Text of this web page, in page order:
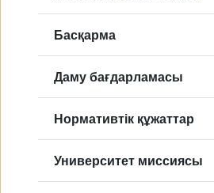
Басқарма
Даму бағдарламасы
Нормативтік құжаттар
Университет миссиясы